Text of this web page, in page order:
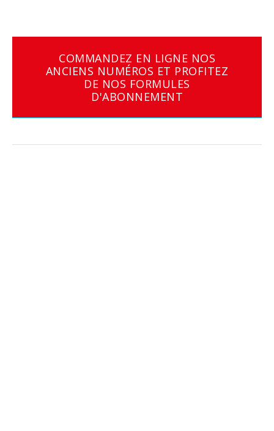
COMMANDEZ EN LIGNE NOS
ANCIENS NUMÉROS ET PROFITEZ
DE NOS FORMULES
D'ABONNEMENT